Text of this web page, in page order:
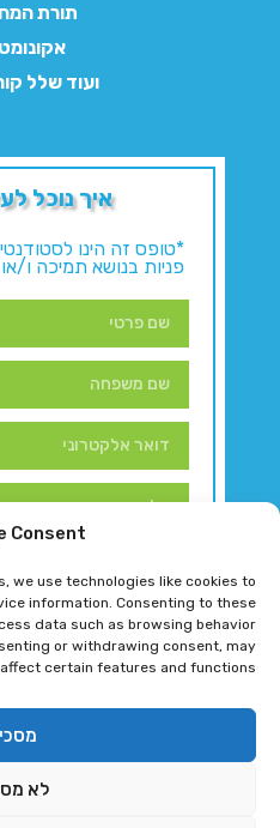
Consent
we use technologies like cookies to
information. Consenting to these
data such as browsing behavior
or withdrawing consent, may
certain features and functions.
לא
תורת
ועוד שלל
איך נוכל
*טופס זה הינו
פניות בנושא תמיכה ו/או